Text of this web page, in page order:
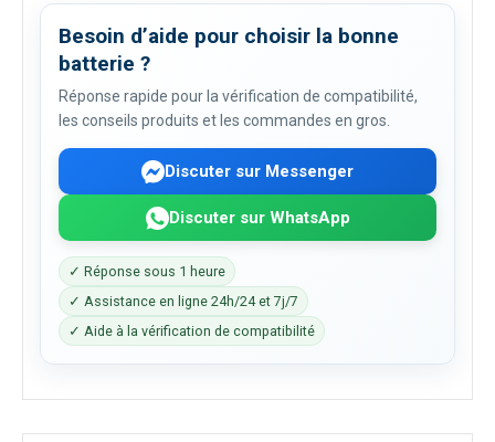
Besoin d’aide pour choisir la bonne
batterie ?
Réponse rapide pour la vérification de compatibilité,
les conseils produits et les commandes en gros.
Discuter sur Messenger
Discuter sur WhatsApp
✓ Réponse sous 1 heure
✓ Assistance en ligne 24h/24 et 7j/7
✓ Aide à la vérification de compatibilité